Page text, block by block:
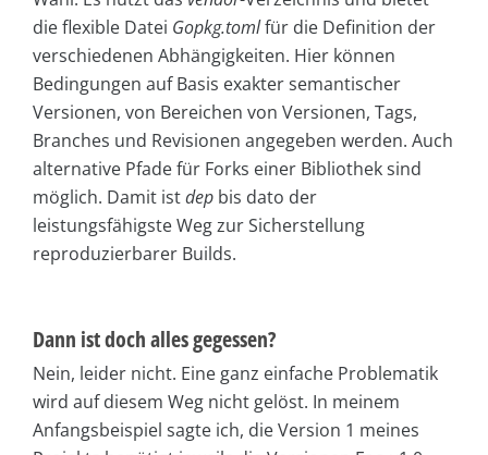
die flexible Datei Gopkg.tomlfür die Definition der
verschiedenen Abhängigkeiten. Hier können
Bedingungen auf Basis exakter semantischer
Versionen, von Bereichen von Versionen, Tags,
Branches und Revisionen angegeben werden. Auch
alternative Pfade für Forks einer Bibliothek sind
möglich. Damit istdep bis dato der
leistungsfähigste Weg zur Sicherstellung
reproduzierbarer Builds.
Dann ist doch alles gegessen?
Nein, leider nicht. Eine ganz einfache Problematik
wird auf diesem Weg nicht gelöst. In meinem
Anfangsbeispiel sagte ich, die Version 1 meines